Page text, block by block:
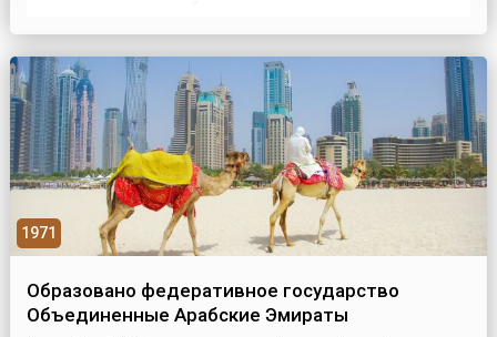
прогрессивно настроенной молодёжи. В скором времени
наиболее радикальную группу которого возглавил
начинающий политическ...
1971
Образовано федеративное государство
Объединенные Арабские Эмираты